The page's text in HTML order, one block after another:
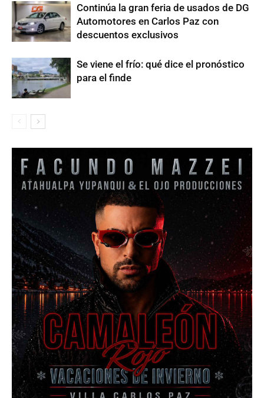
Continúa la gran feria de usados de DG
Automotores en Carlos Paz con
descuentos exclusivos
Se viene el frío: qué dice el pronóstico
para el finde